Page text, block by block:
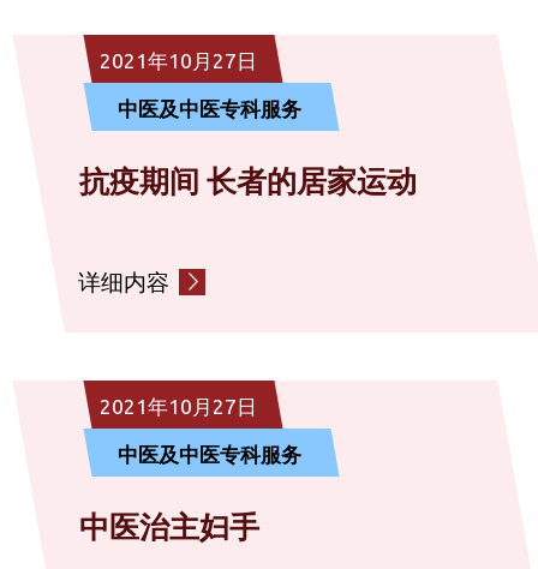
2021年10月27日
中医及中医专科服务
抗疫期间 长者的居家运动
详细内容
2021年10月27日
中医及中医专科服务
中医治主妇手